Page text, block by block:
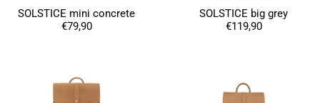
SOLSTICE mini concrete
€79,90
SOLSTICE big grey
€119,90